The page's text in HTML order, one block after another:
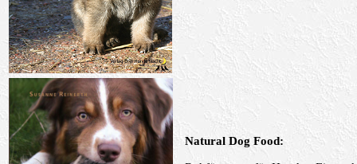
Natural Dog Food: